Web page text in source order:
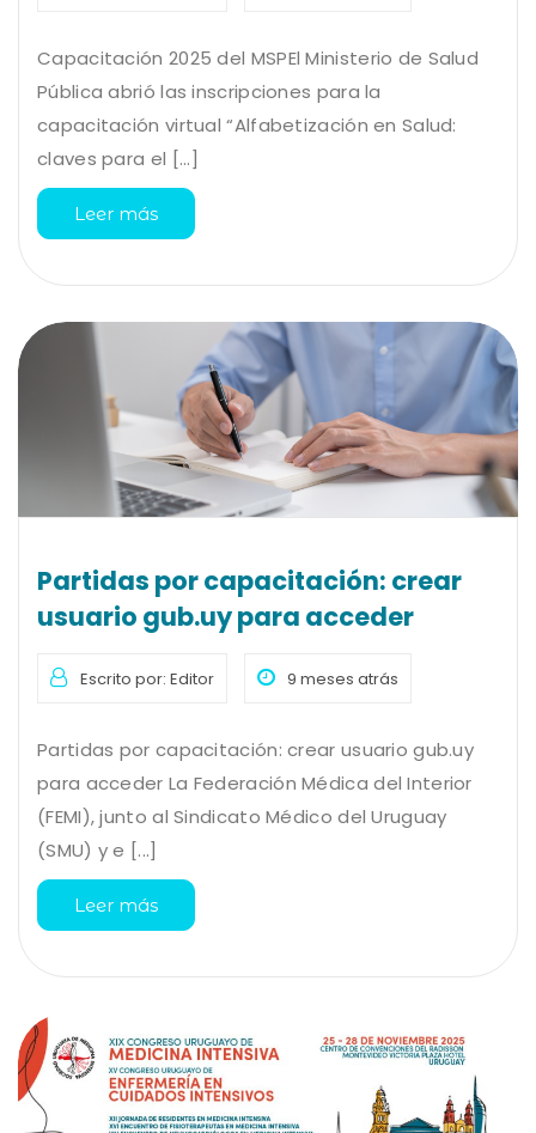
Capacitación 2025 del MSPEl Ministerio de Salud
Pública abrió las inscripciones para la
capacitación virtual “Alfabetización en Salud:
claves para el [...]
Leer más
Partidas por capacitación: crear
usuario gub.uy para acceder
Escrito por: Editor 9 meses atrás
Partidas por capacitación: crear usuario gub.uy
para acceder La Federación Médica del Interior
(FEMI), junto al Sindicato Médico del Uruguay
(SMU) y e [...]
Leer más